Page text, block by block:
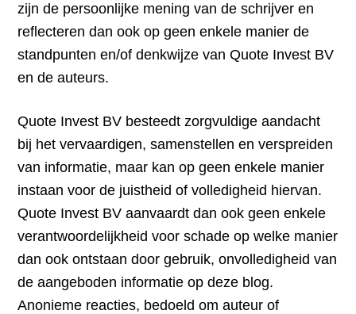
zijn de persoonlijke mening van de schrijver en
reflecteren dan ook op geen enkele manier de
standpunten en/of denkwijze van Quote Invest BV
en de auteurs.
Quote Invest BV besteedt zorgvuldige aandacht
bij het vervaardigen, samenstellen en verspreiden
van informatie, maar kan op geen enkele manier
instaan voor de juistheid of volledigheid hiervan.
Quote Invest BV aanvaardt dan ook geen enkele
verantwoordelijkheid voor schade op welke manier
dan ook ontstaan door gebruik, onvolledigheid van
de aangeboden informatie op deze blog.
Anonieme reacties, bedoeld om auteur of